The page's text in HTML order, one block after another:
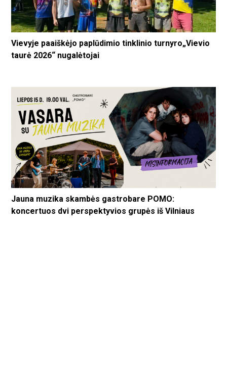
Vievyje paaiškėjo paplūdimio tinklinio turnyro„Vievio
taurė 2026“ nugalėtojai
Jauna muzika skambės gastrobare POMO:
koncertuos dvi perspektyvios grupės iš Vilniaus